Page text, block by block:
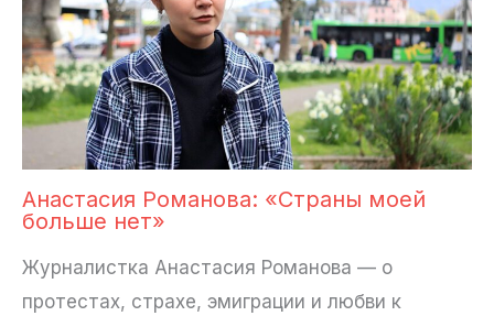
Анастасия Романова: «Страны моей
больше нет»
Журналистка Анастасия Романова — о
протестах, страхе, эмиграции и любви к